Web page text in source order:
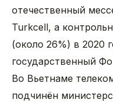
отечественный
Turkcell, а
(около 26%) в 2020
государственный
Во Вьетнаме
подчинён